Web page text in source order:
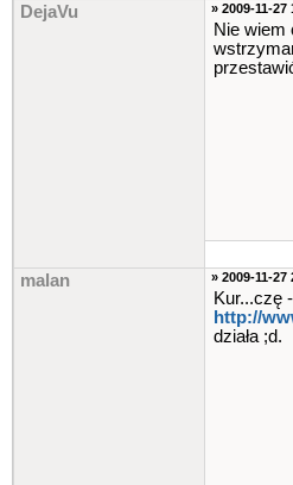
DejaVu » 2009-11-27
Nie wiem
malan » 2009-11-27
Kur...czę
http://
działa ;d.